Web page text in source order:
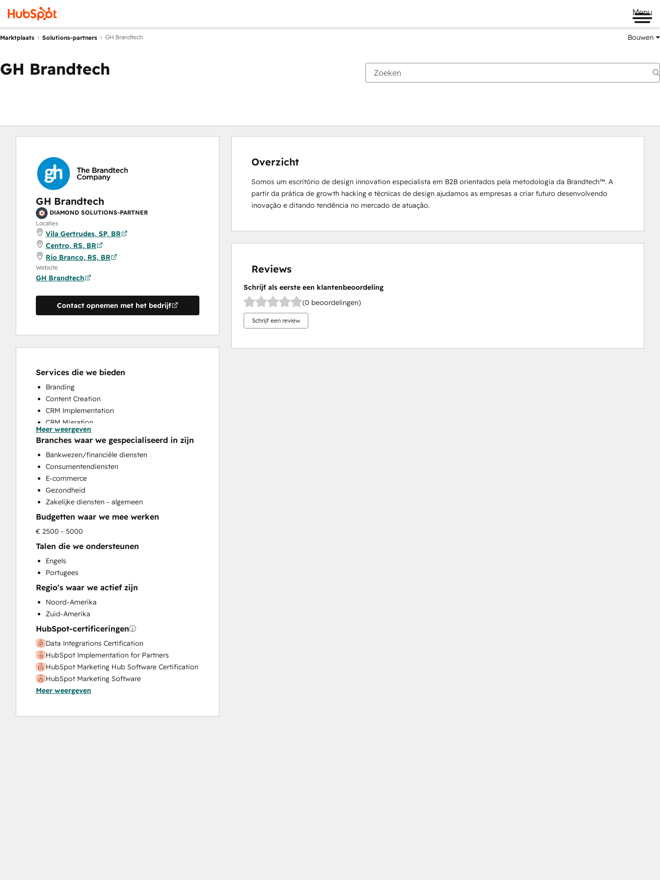
Menu
Marktplaats Solutions-partners GH Brandtech Bouwen
GH Brandtech
GH Brandtech
DIAMOND SOLUTIONS-PARTNER
Locaties
Vila Gertrudes, SP, BR
Centro, RS, BR
Rio Branco, RS, BR
Website
GH Brandtech
Contact opnemen met het bedrijf
Services die we bieden
Branding
Content Creation
CRM Implementation
CRM Migration
Full Inbound Marketing Services
HubSpot Onboarding
Sales and Marketing Alignment
Sales Enablement
Search Engine Optimization
Website Design
Meer weergeven
Branches waar we gespecialiseerd in zijn
Bankwezen/financiële diensten
Consumentendiensten
E-commerce
Gezondheid
Zakelijke diensten - algemeen
Budgetten waar we mee werken
€ 2500 - 5000
Talen die we ondersteunen
Engels
Portugees
Regio's waar we actief zijn
Noord-Amerika
Zuid-Amerika
HubSpot-certificeringen
Data Integrations Certification
HubSpot Implementation for Partners
HubSpot Marketing Hub Software Certification
HubSpot Marketing Software
HubSpot Reporting
HubSpot Solutions Partner
Meer weergeven
Overzicht
Somos um escritório de design innovation especialista em B2B orientados pela metodologia da Brandtech™. A
partir da prática de growth hacking e técnicas de design ajudamos as empresas a criar futuro desenvolvendo
inovação e ditando tendência no mercado de atuação.
Reviews
Schrijf als eerste een klantenbeoordeling
(0 beoordelingen)
Schrijf een review